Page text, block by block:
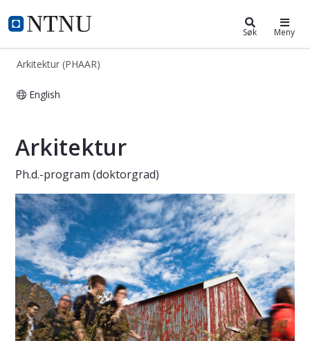
NTNU Hjemmeside
Arkitektur (PHAAR) Søk Meny
Arkitektur (PHAAR)
English
Arkitektur
Ph.d.-program (doktorgrad)